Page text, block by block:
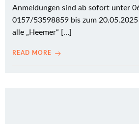
Anmeldungen sind ab sofort unter
0157/53598859 bis zum
alle „Heemer“ […]
READ MORE